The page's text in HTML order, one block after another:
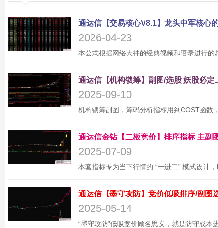
2026-04-23
2025-09-10
2025-07-09
2025-05-14